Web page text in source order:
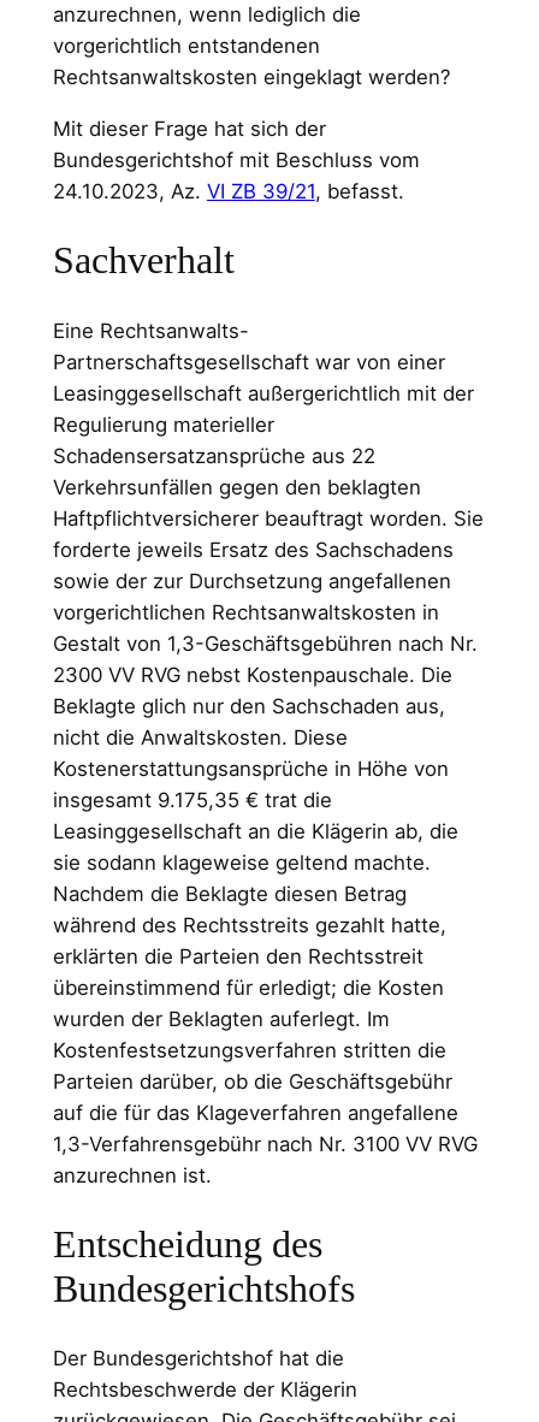
anzurechnen, wenn lediglich die
vorgerichtlich entstandenen
Rechtsanwaltskosten eingeklagt werden?
Mit dieser Frage hat sich der
Bundesgerichtshof mit Beschluss vom
24.10.2023, Az. VI ZB 39/21, befasst.
Sachverhalt
Eine Rechtsanwalts-
Partnerschaftsgesellschaft war von einer
Leasinggesellschaft außergerichtlich mit der
Regulierung materieller
Schadensersatzansprüche aus 22
Verkehrsunfällen gegen den beklagten
Haftpflichtversicherer beauftragt worden. Sie
forderte jeweils Ersatz des Sachschadens
sowie der zur Durchsetzung angefallenen
vorgerichtlichen Rechtsanwaltskosten in
Gestalt von 1,3-Geschäftsgebühren nach Nr.
2300 VV RVG nebst Kostenpauschale. Die
Beklagte glich nur den Sachschaden aus,
nicht die Anwaltskosten. Diese
Kostenerstattungsansprüche in Höhe von
insgesamt 9.175,35 € trat die
Leasinggesellschaft an die Klägerin ab, die
sie sodann klageweise geltend machte.
Nachdem die Beklagte diesen Betrag
während des Rechtsstreits gezahlt hatte,
erklärten die Parteien den Rechtsstreit
übereinstimmend für erledigt; die Kosten
wurden der Beklagten auferlegt. Im
Kostenfestsetzungsverfahren stritten die
Parteien darüber, ob die Geschäftsgebühr
auf die für das Klageverfahren angefallene
1,3-Verfahrensgebühr nach Nr. 3100 VV RVG
anzurechnen ist.
Entscheidung des
Bundesgerichtshofs
Der Bundesgerichtshof hat die
Rechtsbeschwerde der Klägerin